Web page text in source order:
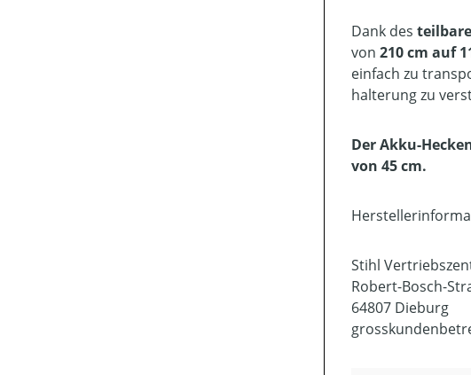
Dank des
von 210 cm auf
einfach zu
halterung zu
Der Akku-
von 45 cm.
Stihl
Robert-Bosch-
64807 Dieburg